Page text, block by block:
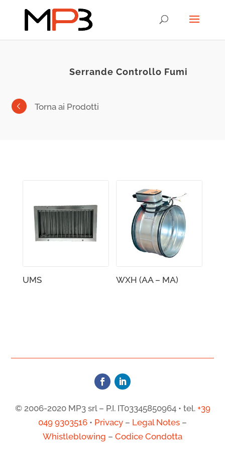
Serrande Controllo Fumi
Torna ai Prodotti
UMS WXH (AA – MA)
© 2006-2020 MP3 srl – P.I. IT03345850964 • tel. +39
049 9303516 • Privacy – Legal Notes –
Whistleblowing – Codice Condotta